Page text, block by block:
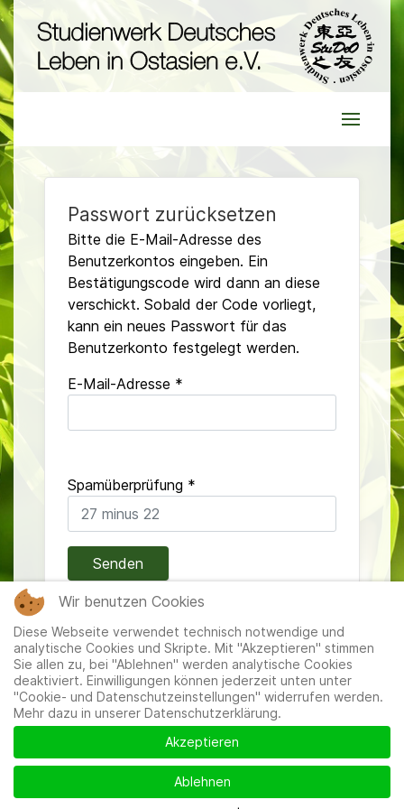
Passwort zurücksetzen
Bitte die E-Mail-Adresse des
Benutzerkontos eingeben. Ein
Bestätigungscode wird dann an diese
verschickt. Sobald der Code vorliegt,
kann ein neues Passwort für das
Benutzerkonto festgelegt werden.
E-Mail-Adresse *
Spamüberprüfung *
Senden
Mitglieder|Impressum|Datenschutzerklärung|Cookie-
und Datenschutzeinstellungen
Wir benutzen Cookies
Diese Webseite verwendet technisch notwendige und
analytische Cookies und Skripte. Mit "Akzeptieren" stimmen
Sie allen zu, bei "Ablehnen" werden analytische Cookies
deaktiviert. Einwilligungen können jederzeit unten unter
"Cookie- und Datenschutzeinstellungen" widerrufen werden.
Mehr dazu in unserer Datenschutzerklärung.
Akzeptieren
Ablehnen